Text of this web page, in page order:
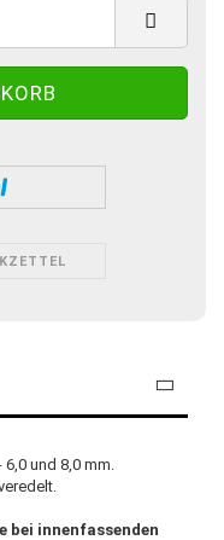
und 8,0 mm.
bei innenfassenden